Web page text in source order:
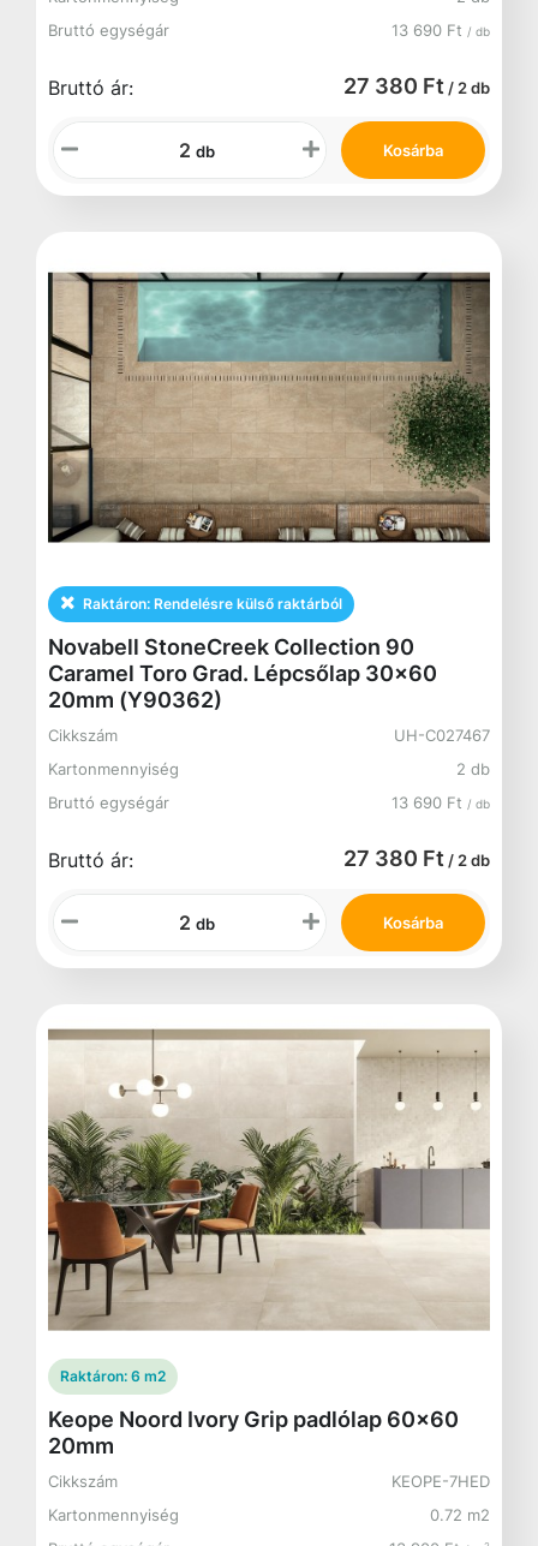
Bruttó egységár
13 690 Ft / db
Bruttó ár: 27 380 Ft / 2 db
db Kosárba
Raktáron: Rendelésre külső raktárból
Novabell StoneCreek Collection 90
Caramel Toro Grad. Lépcsőlap 30x60
20mm (Y90362)
Cikkszám
UH-C027467
Kartonmennyiség
2 db
Bruttó egységár
13 690 Ft / db
Bruttó ár: 27 380 Ft / 2 db
db Kosárba
Raktáron: 6 m2
Keope Noord Ivory Grip padlólap 60x60
20mm
Cikkszám
KEOPE-7HED
Kartonmennyiség
0.72 m2